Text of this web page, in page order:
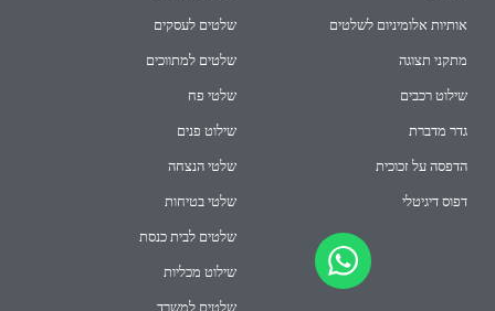
אותיות אלומיניום לשלטים
מתקני תצוגה
שילוט רכבים
גדר מדברת
הדפסה על זכוכית
דפוס דיגיטלי
שלטים לעסקים
שלטים למתווכים
שלטי פח
שילוט פנים
שלטי הנצחה
שלטי בטיחות
שלטים לבית כנסת
שילוט מכליות
שלטים למשרד